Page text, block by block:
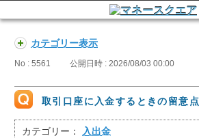
カテゴリー表示
No : 5561 公開日時 : 2026/08/03 00:00
取引口座に入金するときの留意
カテゴリー： 入出金